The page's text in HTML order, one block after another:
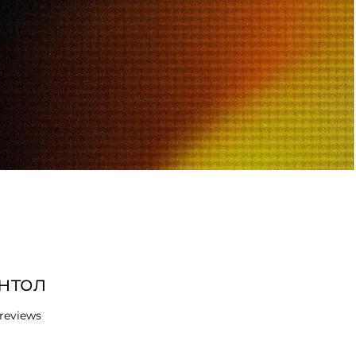
stars based on 3 reviews